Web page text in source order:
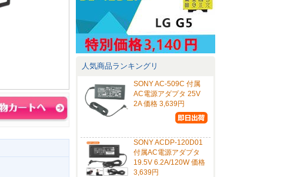
人気商品ランキングリ
SONY AC-509C 付属
AC電源アダプタ 25V
2A 価格 3,639円
SONY ACDP-120D01
付属AC電源アダプタ
19.5V 6.2A/120W 価格
3,639円